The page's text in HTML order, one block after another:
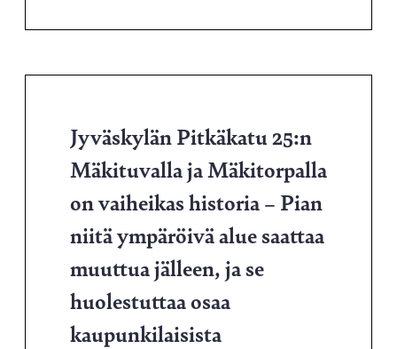
Jyväskylän Pitkäkatu 25:n
Mäkituvalla ja Mäkitorpalla
on vaiheikas historia – Pian
niitä ympäröivä alue saattaa
muuttua jälleen, ja se
huolestuttaa osaa
kaupunkilaisista